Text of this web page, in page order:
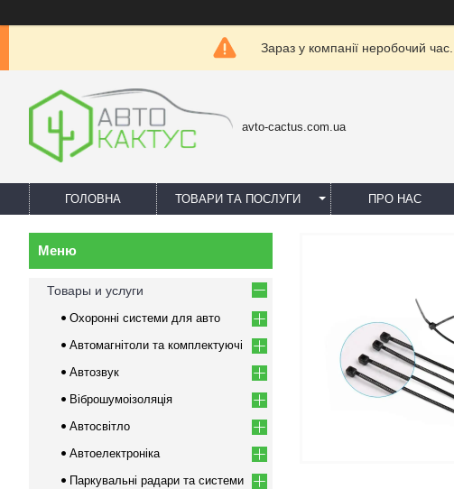
Зараз у компанії неробочий
avto-cactus.com.ua
ГОЛОВНА ТОВАРИ ТА ПОСЛУГИ ПРО НАС
Товары и услуги
Охоронні системи для авто
Автомагнітоли та комплектуючі
Автозвук
Віброшумоізоляція
Автосвітло
Автоелектроніка
Паркувальні радари та системи